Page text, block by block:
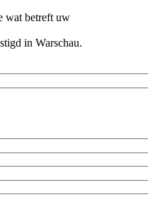
wat betreft uw
in Warschau.